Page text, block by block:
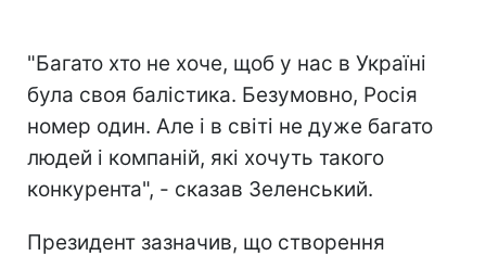
"Багато хто не хоче, щоб у нас в Україні
була своя балістика. Безумовно, Росія
номер один. Але і в світі не дуже багато
людей і компаній, які хочуть такого
конкурента", - сказав Зеленський.
Президент зазначив, що створення